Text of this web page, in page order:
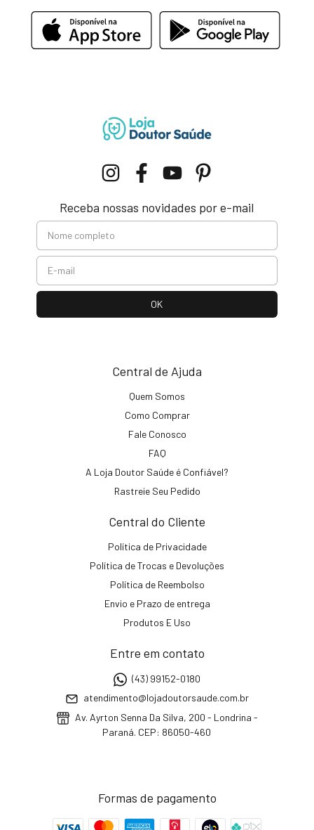
Receba nossas novidades por e-mail
Central de Ajuda
Quem Somos
Como Comprar
Fale Conosco
FAQ
A Loja Doutor Saúde é Confiável?
Rastreie Seu Pedido
Central do Cliente
Política de Privacidade
Política de Trocas e Devoluções
Política de Reembolso
Envio e Prazo de entrega
Produtos E Uso
Entre em contato
(43) 99152-0180
atendimento@lojadoutorsaude.com.br
Av. Ayrton Senna Da Silva, 200 - Londrina -
Paraná. CEP: 86050-460
Formas de pagamento